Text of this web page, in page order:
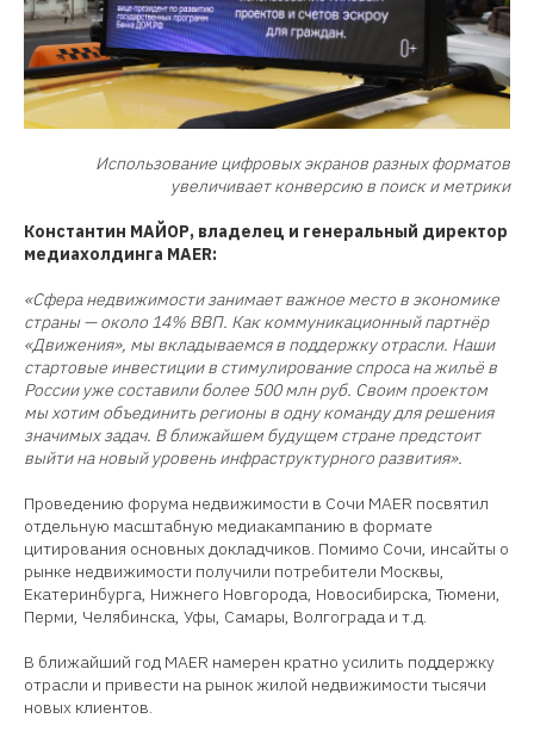
Использование цифровых экранов разных форматов
увеличивает конверсию в поиск и метрики
Константин МАЙОР, владелец и генеральный директор
медиахолдинга MAER:
«Сфера недвижимости занимает важное место в экономике
страны — около 14% ВВП. Как коммуникационный партнёр
«Движения», мы вкладываемся в поддержку отрасли. Наши
стартовые инвестиции в стимулирование спроса на жильё в
России уже составили более 500 млн руб. Своим проектом
мы хотим объединить регионы в одну команду для решения
значимых задач. В ближайшем будущем стране предстоит
выйти на новый уровень инфраструктурного развития».
Проведению форума недвижимости в Сочи MAER посвятил
отдельную масштабную медиакампанию в формате
цитирования основных докладчиков. Помимо Сочи, инсайты о
рынке недвижимости получили потребители Москвы,
Екатеринбурга, Нижнего Новгорода, Новосибирска, Тюмени,
Перми, Челябинска, Уфы, Самары, Волгограда и т.д.
В ближайший год MAER намерен кратно усилить поддержку
отрасли и привести на рынок жилой недвижимости тысячи
новых клиентов.